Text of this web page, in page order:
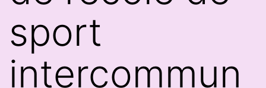
sport
intercommun